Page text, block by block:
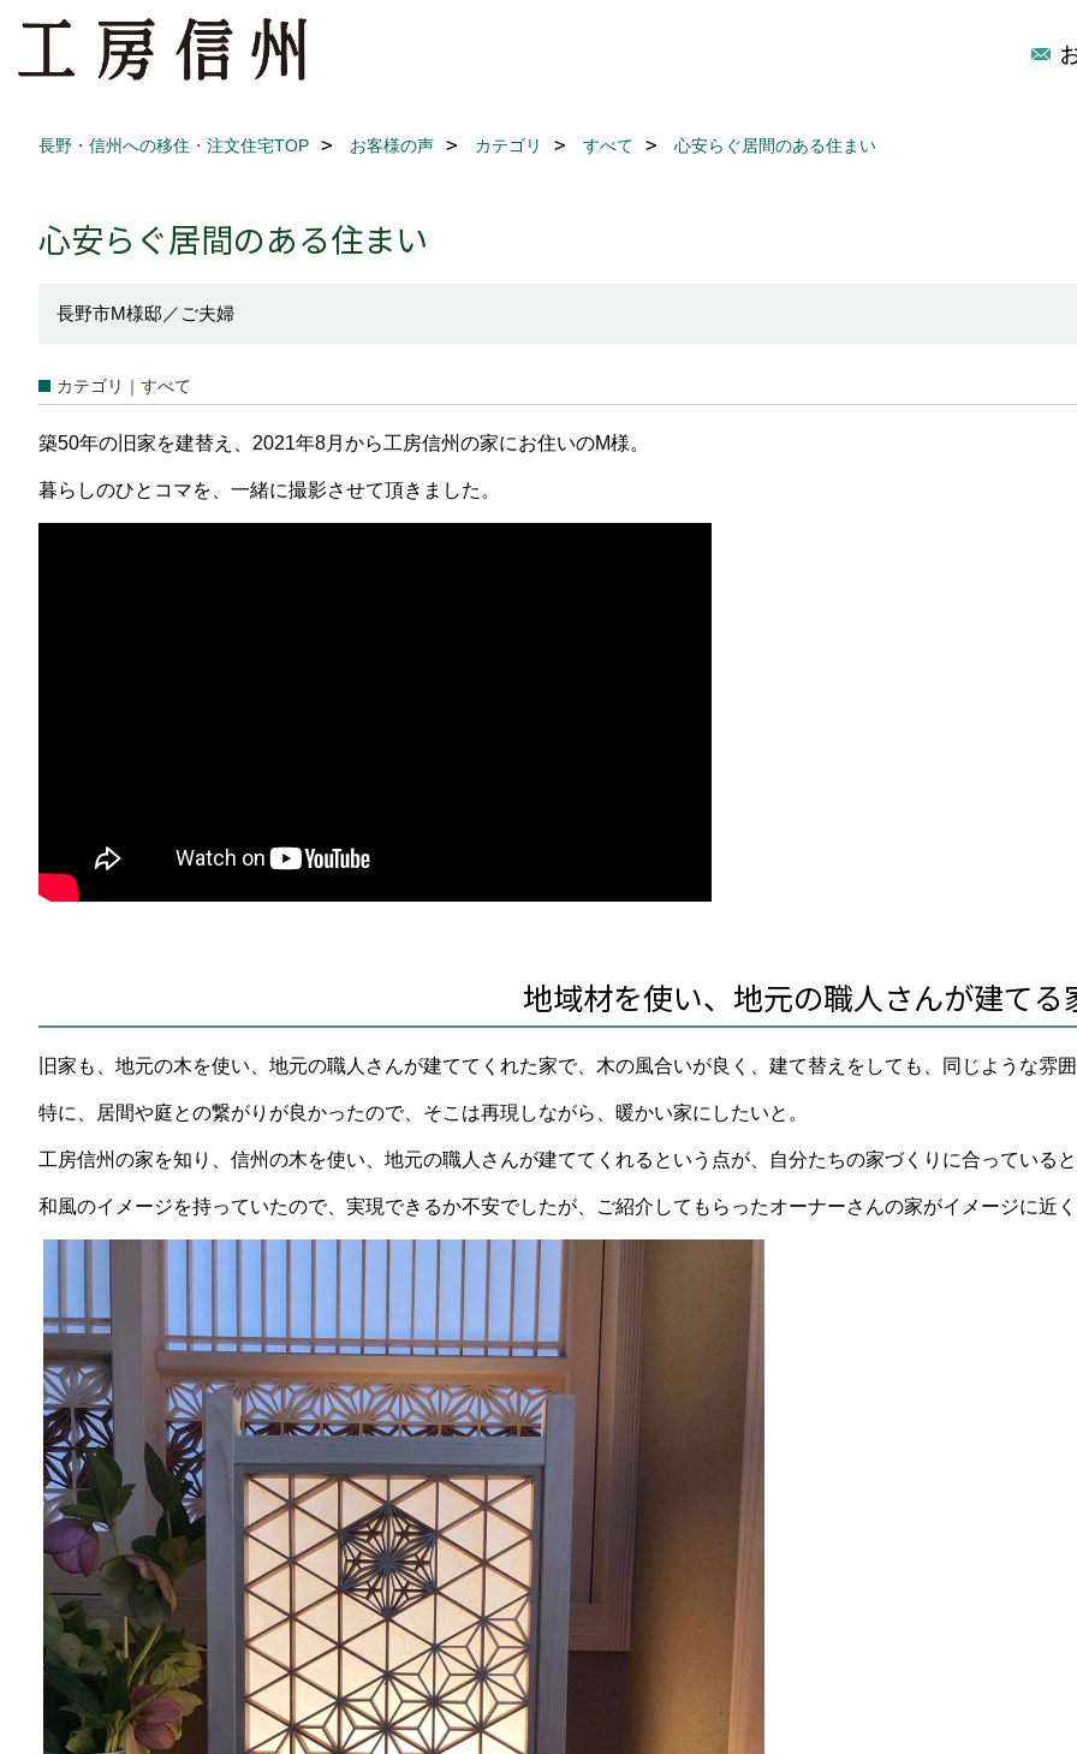
長野・信州への移住・注文住宅TOP お客様の声 カテゴリ すべて 心安らぐ居間のある住まい
心安らぐ居間のある住まい
長野市M様邸／ご夫婦
カテゴリ｜すべて
築50年の旧家を建替え、2021年8月から工房信州の家にお住いのM様。
暮らしのひとコマを、一緒に撮影させて頂きました。
地域材を使い、地元の職人さんが建てる
旧家も、地元の木を使い、地元の職人さんが建ててくれた家で、木の風合いが良く、建て替えをしても、同じような雰
特に、居間や庭との繋がりが良かったので、そこは再現しながら、暖かい家にしたいと。
工房信州の家を知り、信州の木を使い、地元の職人さんが建ててくれるという点が、自分たちの家づくりに合っている
和風のイメージを持っていたので、実現できるか不安でしたが、ご紹介してもらったオーナーさんの家がイメージに近